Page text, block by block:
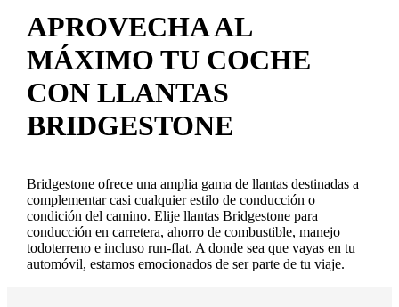
APROVECHA AL
MÁXIMO TU COCHE
CON LLANTAS
BRIDGESTONE
Bridgestone ofrece una amplia gama de llantas destinadas a
complementar casi cualquier estilo de conducción o
condición del camino. Elije llantas Bridgestone para
conducción en carretera, ahorro de combustible, manejo
todoterreno e incluso run-flat. A donde sea que vayas en tu
automóvil, estamos emocionados de ser parte de tu viaje.